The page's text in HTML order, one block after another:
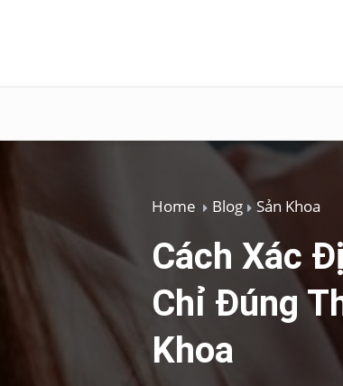
Home Blog Sản Khoa
Cách Xác
Chỉ Đúng
Khoa